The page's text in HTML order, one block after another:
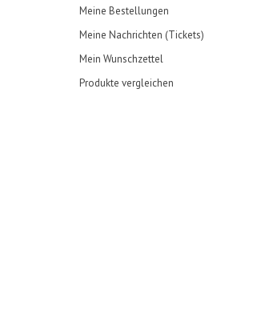
Meine Bestellungen
Meine Nachrichten (Tickets)
Mein Wunschzettel
Produkte vergleichen